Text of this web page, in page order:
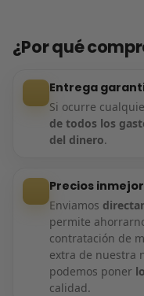
¿Por qué
Entrega
Si ocurre
de todos los
del dinero.
Precios
Enviamos
permite
contratación de
extra de nuestra
podemos poner
calidad.